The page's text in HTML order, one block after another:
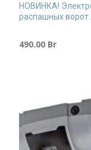
НОВИНКА!
распашных ворот
490.00 Br